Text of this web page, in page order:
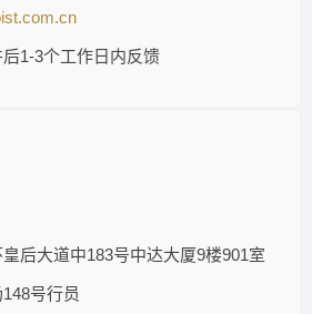
1-3个工作日内反馈
后大道中183号中达大厦9楼901室
号行员